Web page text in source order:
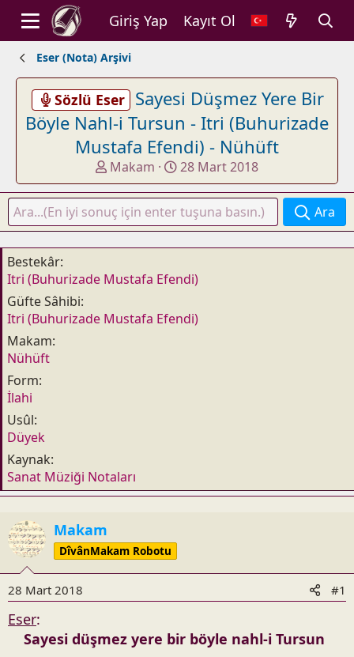
Giriş Yap Kayıt Ol
Eser (Nota) Arşivi
Sözlü Eser Sayesi Düşmez Yere Bir
Böyle Nahl-i Tursun - Itri (Buhurizade
Mustafa Efendi) - Nühüft
K
o
n
u
y
u
b
a
l
Makam
B
a
ş
l
a
n
ı
t
28 Mart 2018
Ara
Bestekâr
Itri (Buhurizade Mustafa Efendi)
Güfte Sâhibi
Itri (Buhurizade Mustafa Efendi)
Makam
Nühüft
Form
İlahi
Usûl
Düyek
Kaynak
Sanat Müziği Notaları
Makam
DîvânMakam Robotu
28 Mart 2018 #1
Eser:
Sayesi düşmez yere bir böyle nahl-i Tursun